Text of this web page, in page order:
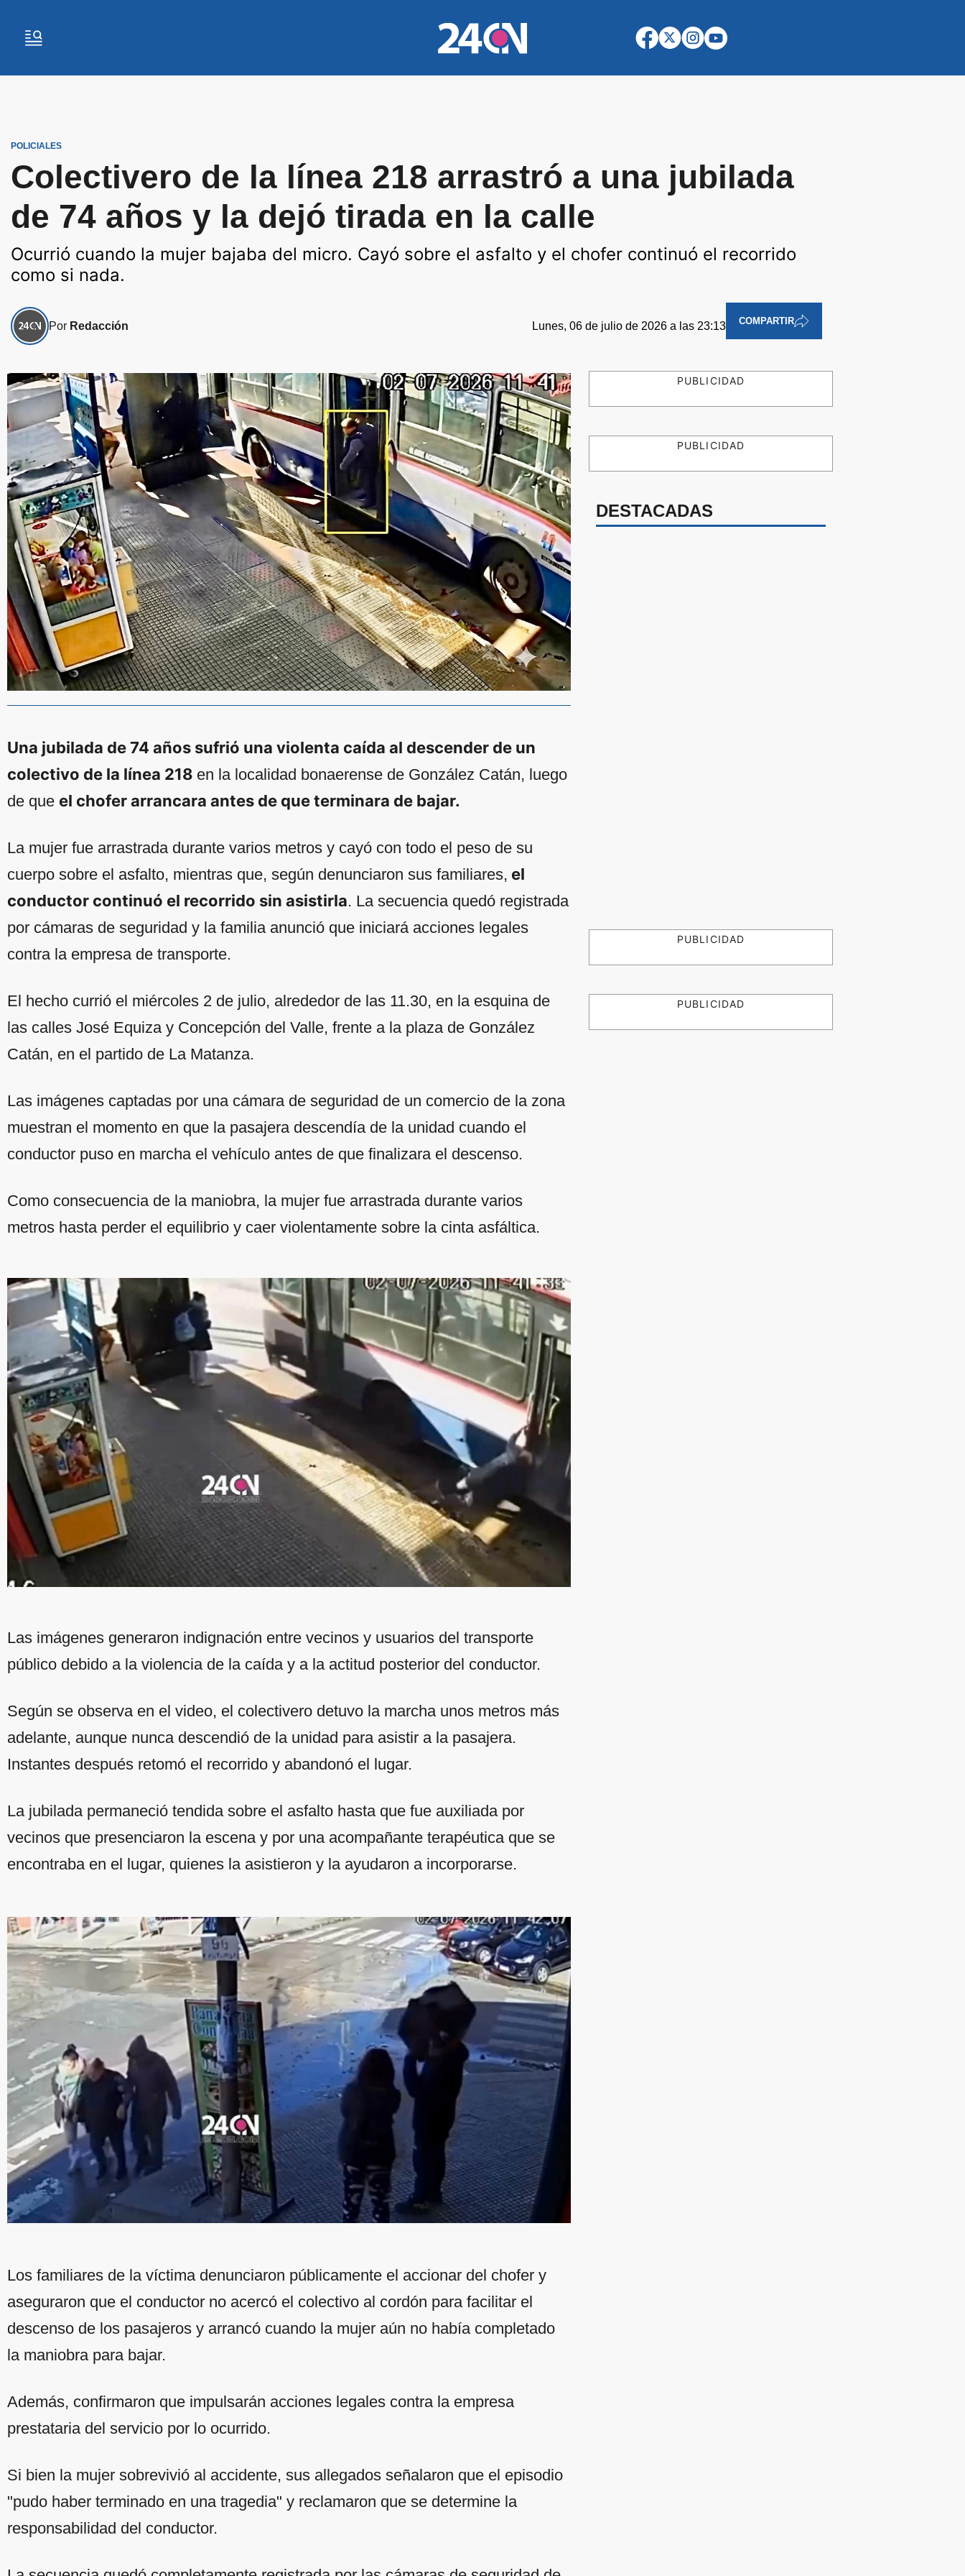
POLICIALES
Colectivero de la línea 218 arrastró a una jubilada
de 74 años y la dejó tirada en la calle
Ocurrió cuando la mujer bajaba del micro. Cayó sobre el asfalto y el chofer continuó el recorrido
como si nada.
Por Redacción Lunes, 06 de julio de 2026 a las 23:13 COMPARTIR
Una jubilada de 74 años sufrió una violenta caída al descender de un
colectivo de la línea 218 en la localidad bonaerense de González Catán, luego
de que el chofer arrancara antes de que terminara de bajar.
La mujer fue arrastrada durante varios metros y cayó con todo el peso de su
cuerpo sobre el asfalto, mientras que, según denunciaron sus familiares, el
conductor continuó el recorrido sin asistirla. La secuencia quedó registrada
por cámaras de seguridad y la familia anunció que iniciará acciones legales
contra la empresa de transporte.
El hecho currió el miércoles 2 de julio, alrededor de las 11.30, en la esquina de
las calles José Equiza y Concepción del Valle, frente a la plaza de González
Catán, en el partido de La Matanza.
Las imágenes captadas por una cámara de seguridad de un comercio de la zona
muestran el momento en que la pasajera descendía de la unidad cuando el
conductor puso en marcha el vehículo antes de que finalizara el descenso.
Como consecuencia de la maniobra, la mujer fue arrastrada durante varios
metros hasta perder el equilibrio y caer violentamente sobre la cinta asfáltica.
Las imágenes generaron indignación entre vecinos y usuarios del transporte
público debido a la violencia de la caída y a la actitud posterior del conductor.
Según se observa en el video, el colectivero detuvo la marcha unos metros más
adelante, aunque nunca descendió de la unidad para asistir a la pasajera.
Instantes después retomó el recorrido y abandonó el lugar.
La jubilada permaneció tendida sobre el asfalto hasta que fue auxiliada por
vecinos que presenciaron la escena y por una acompañante terapéutica que se
encontraba en el lugar, quienes la asistieron y la ayudaron a incorporarse.
Los familiares de la víctima denunciaron públicamente el accionar del chofer y
aseguraron que el conductor no acercó el colectivo al cordón para facilitar el
descenso de los pasajeros y arrancó cuando la mujer aún no había completado
la maniobra para bajar.
Además, confirmaron que impulsarán acciones legales contra la empresa
prestataria del servicio por lo ocurrido.
Si bien la mujer sobrevivió al accidente, sus allegados señalaron que el episodio
"pudo haber terminado en una tragedia" y reclamaron que se determine la
responsabilidad del conductor.
PUBLICIDAD
PUBLICIDAD
DESTACADAS
PUBLICIDAD
PUBLICIDAD